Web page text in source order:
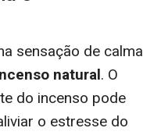
sensação de calma
natural. O
do incenso pode
o estresse do